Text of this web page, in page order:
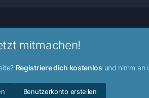
mitmachen!
Registriere dich kostenlos und nimm an
Benutzerkonto erstellen